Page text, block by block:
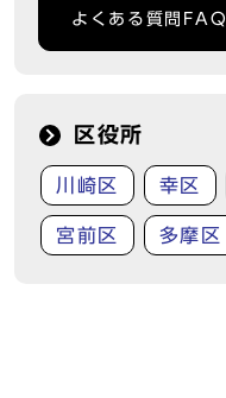
よくある質問FAQ
区役所
川崎区 幸区
宮前区 多摩区